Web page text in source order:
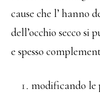
cause che l’ hanno
dell’occhio secco si
e spesso
modificando le